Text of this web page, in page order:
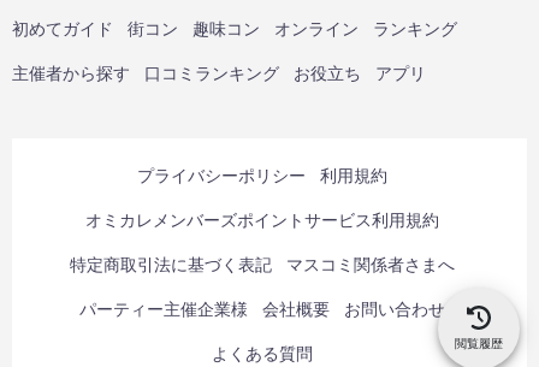
閲覧履歴
初めてガイド 街コン 趣味コン オンライン ランキング
主催者から探す 口コミランキング お役立ち アプリ
プライバシーポリシー 利用規約
オミカレメンバーズポイントサービス利用規約
特定商取引法に基づく表記 マスコミ関係者さまへ
パーティー主催企業様 会社概要 お問い合わせ
よくある質問